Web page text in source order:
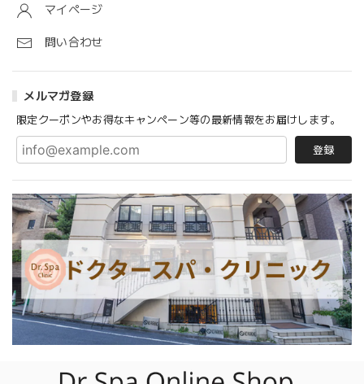
マイページ
問い合わせ
メルマガ登録
限定クーポンやお得なキャンペーン等の最新情報をお届けします。
登録